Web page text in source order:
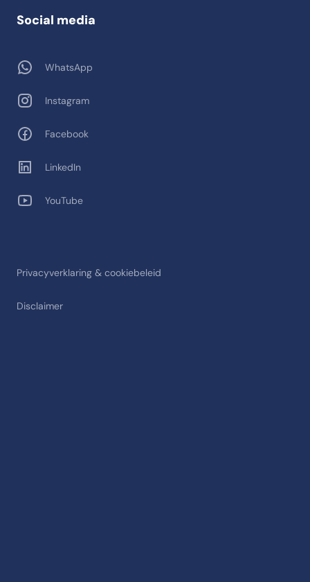
Privacyverklaring & cookiebeleid
Disclaimer
Social media
WhatsApp
Instagram
Facebook
LinkedIn
YouTube